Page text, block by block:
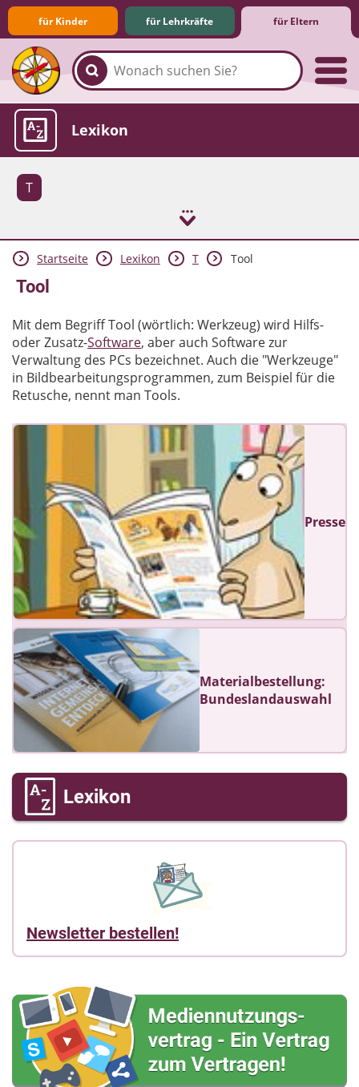
für Kinder für Lehrkräfte für Eltern
Familie & Medien
Spieletipps & Lernsoftware
Die Jüngsten im Netz
Lexikon
T
Aktuelles
Startseite Lexikon T Tool
Tool
Mit dem Begriff Tool (wörtlich: Werkzeug) wird Hilfs-
oder Zusatz-Software, aber auch Software zur
Verwaltung des PCs bezeichnet. Auch die "Werkzeuge"
in Bildbearbeitungsprogrammen, zum Beispiel für die
Retusche, nennt man Tools.
Presse
Materialbestellung:
Bundeslandauswahl
Lexikon
Newsletter bestellen!